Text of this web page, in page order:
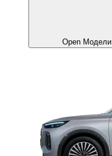
Open Модели